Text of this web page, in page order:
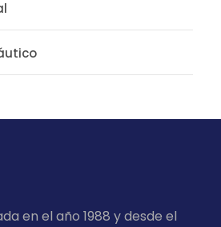
en el año 1988 y desde el